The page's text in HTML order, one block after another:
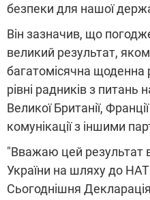
безпеки для нашої
Він зазначив, що
великий результат,
багатомісячна
рівні радників з
Великої Британії,
комунікації з іншими
"Вважаю цей
України на шляху до
Сьогоднішня